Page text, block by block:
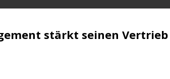
stärkt seinen Vertrieb